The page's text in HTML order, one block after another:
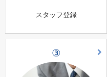
スタッフ登録
③